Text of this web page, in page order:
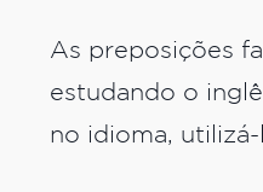
As preposições
estudando o
no idioma,